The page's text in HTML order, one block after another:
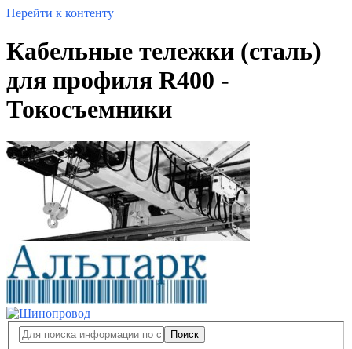
Перейти к контенту
Кабельные тележки (сталь)
для профиля R400 -
Токосъемники
Поиск